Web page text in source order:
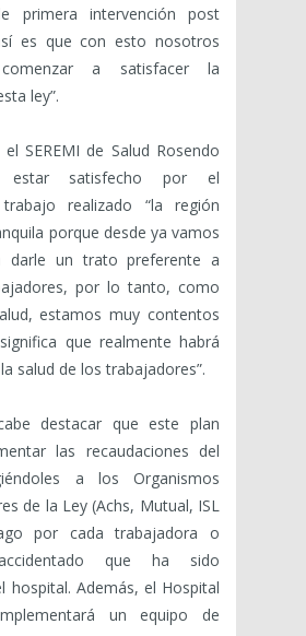
primera intervención post
es que con esto nosotros
a satisfacer la
ley”.
SEREMI de Salud Rosendo
estar satisfecho por el
realizado “la región
porque desde ya vamos
darle un trato preferente a
por lo tanto, como
estamos muy contentos
que realmente habrá
salud de los trabajadores”.
destacar que este plan
las recaudaciones del
a los Organismos
de la Ley (Achs, Mutual, ISL
por cada trabajadora o
que ha sido
hospital. Además, el Hospital
un equipo de